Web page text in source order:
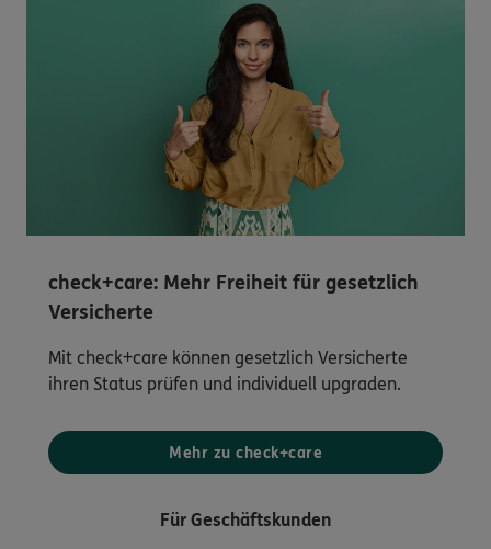
check+care: Mehr Freiheit für gesetzlich
Versicherte
Mit check+care können gesetzlich Versicherte
ihren Status prüfen und individuell upgraden.
Mehr zu check+care
Für Geschäftskunden